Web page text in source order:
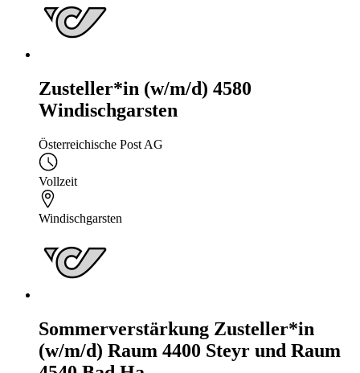
Zusteller*in (w/m/d) 4580
Windischgarsten
Österreichische Post AG
Vollzeit
Windischgarsten
Sommerverstärkung Zusteller*in
(w/m/d) Raum 4400 Steyr und Raum